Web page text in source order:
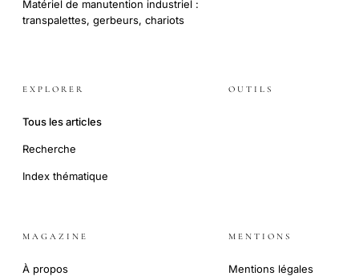
Matériel de manutention industriel :
transpalettes, gerbeurs, chariots
EXPLORER
Tous les articles
Recherche
Index thématique
OUTILS
MAGAZINE
À propos
MENTIONS
Mentions légales